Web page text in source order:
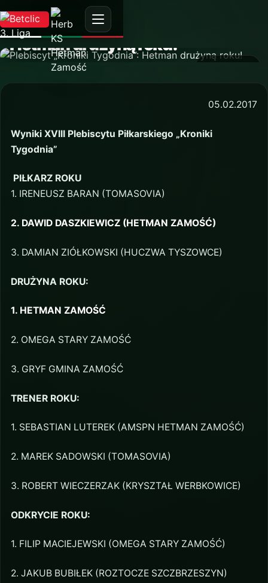
AKTUALNOŚĆ
Plebiscyt „Kroniki Tygodnia”:
Hetman drużyną roku!
05.02.2017
Wyniki XVIII Plebiscytu Piłkarskiego „Kroniki
Tygodnia”
PIŁKARZ ROKU
1. IRENEUSZ BARAN (TOMASOVIA)
2. DAWID DASZKIEWICZ (HETMAN ZAMOŚĆ)
3. DAMIAN ZIÓŁKOWSKI (HUCZWA TYSZOWCE)
DRUŻYNA ROKU:
1. HETMAN ZAMOŚĆ
2. OMEGA STARY ZAMOŚĆ
3. GRYF GMINA ZAMOŚĆ
TRENER ROKU:
1. SEBASTIAN LUTEREK (AMSPN HETMAN ZAMOŚĆ)
2. MAREK SADOWSKI (TOMASOVIA)
3. ROBERT WIECZERZAK (KRYSZTAŁ WERBKOWICE)
ODKRYCIE ROKU:
1. FILIP MACIEJEWSKI (OMEGA STARY ZAMOŚĆ)
2. JAKUB BUBIŁEK (ROZTOCZE SZCZBRZESZYN)